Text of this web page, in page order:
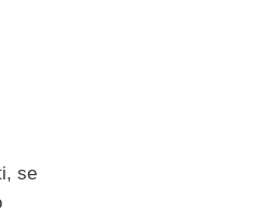
se